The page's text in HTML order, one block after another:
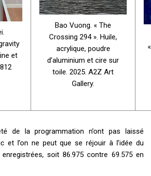
et
Bao Vuong. « The
Crossing 294 ». Huile,
acrylique, poudre
d’aluminium et cire sur
toile. 2025. A2Z Art
Gallery.
de la programmation n’ont pas laissé
et l’on ne peut que se réjouir à l’idée du
enregistrées, soit 86.975 contre 69.575 en